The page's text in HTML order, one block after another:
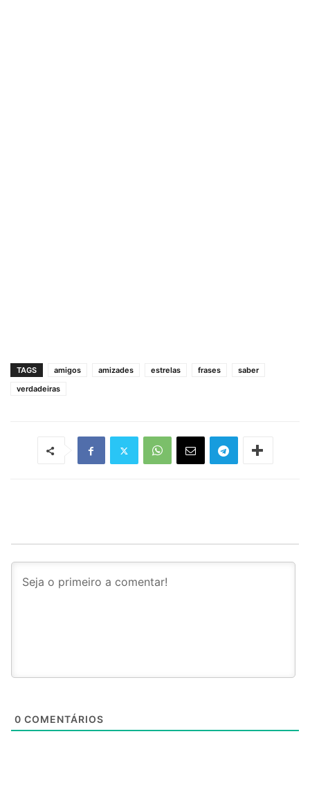
TAGS amigos amizades estrelas frases
saber
verdadeiras
0 COMENTÁRIOS